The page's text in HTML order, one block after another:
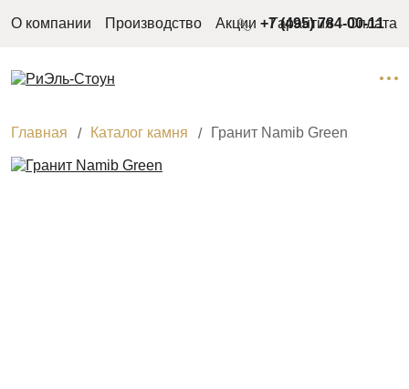
О компании Производство Акции Гарантия Оплата
+7 (495) 784-00-11
Главная Каталог камня Гранит Namib Green